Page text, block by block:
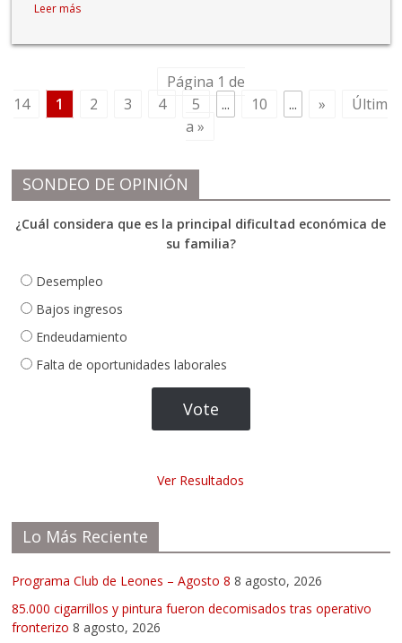
Leer más
Página 1 de
14
1 2 3 4 5 ... 10 ... »
Últim
a »
SONDEO DE OPINIÓN
¿Cuál considera que es la principal dificultad económica de
su familia?
Desempleo
Bajos ingresos
Endeudamiento
Falta de oportunidades laborales
Ver Resultados
Lo Más Reciente
Programa Club de Leones – Agosto 8 8 agosto, 2026
85.000 cigarrillos y pintura fueron decomisados tras operativo
fronterizo 8 agosto, 2026